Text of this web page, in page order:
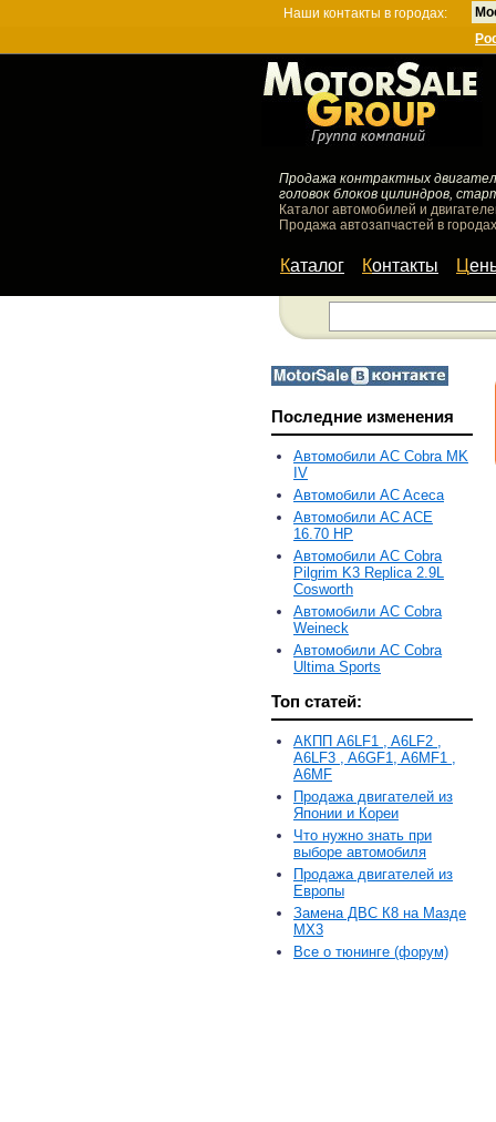
Наши контакты в городах:
Продажа контрактных
головок блоков цилиндров,
Каталог автомобилей и
Продажа автозапчастей в
Каталог Контакты
Последние изменения
Автомобили AC Cobra MK
IV
Автомобили AC Aceca
Автомобили AC ACE
16.70 HP
Автомобили AC Cobra
Pilgrim K3 Replica 2.9L
Cosworth
Автомобили AC Cobra
Weineck
Автомобили AC Cobra
Ultima Sports
Топ статей:
АКПП A6LF1 , A6LF2 ,
A6LF3 , A6GF1, A6MF1 ,
A6MF
Продажа двигателей из
Японии и Кореи
Что нужно знать при
выборе автомобиля
Продажа двигателей из
Европы
Замена ДВС К8 на Мазде
MX3
Все о тюнинге (форум)